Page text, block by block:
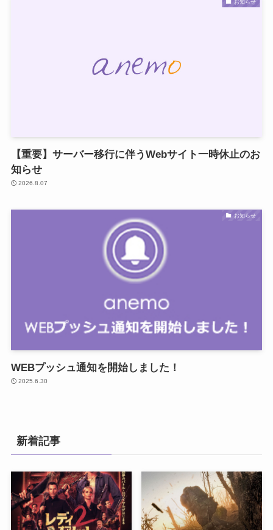
お知らせ
【重要】サーバー移行に伴うWebサイト一時休止のお
知らせ
2026.8.07
お知らせ
WEBプッシュ通知を開始しました！
2025.6.30
新着記事